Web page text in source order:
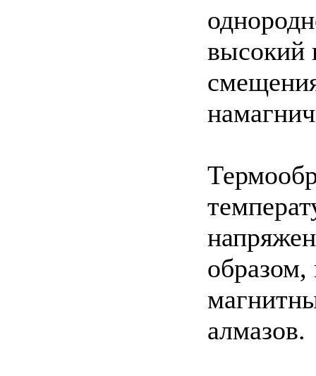
высокий
образом,
алмазов.